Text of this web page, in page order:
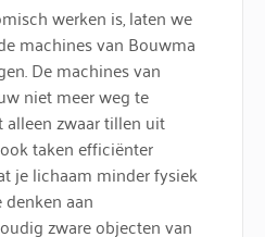
werken is, laten we
machines van Bouwma
De machines van
niet meer weg te
alleen zwaar tillen uit
taken efficiënter
je lichaam minder fysiek
aan
zware objecten van